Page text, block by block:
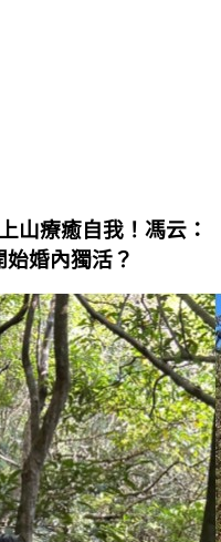
山療癒自我！馮云：
婚內獨活？